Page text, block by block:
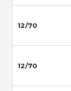
12/70
12/70